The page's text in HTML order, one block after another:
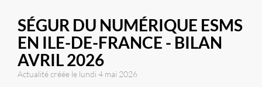
SÉGUR DU NUMÉRIQUE ESMS
EN ILE-DE-FRANCE - BILAN
AVRIL 2026
Actualité créée le lundi 4 mai 2026